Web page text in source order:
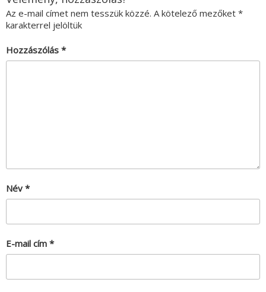
Az e-mail címet nem tesszük közzé. A kötelező mezőket *
karakterrel jelöltük
Hozzászólás *
Név *
E-mail cím *